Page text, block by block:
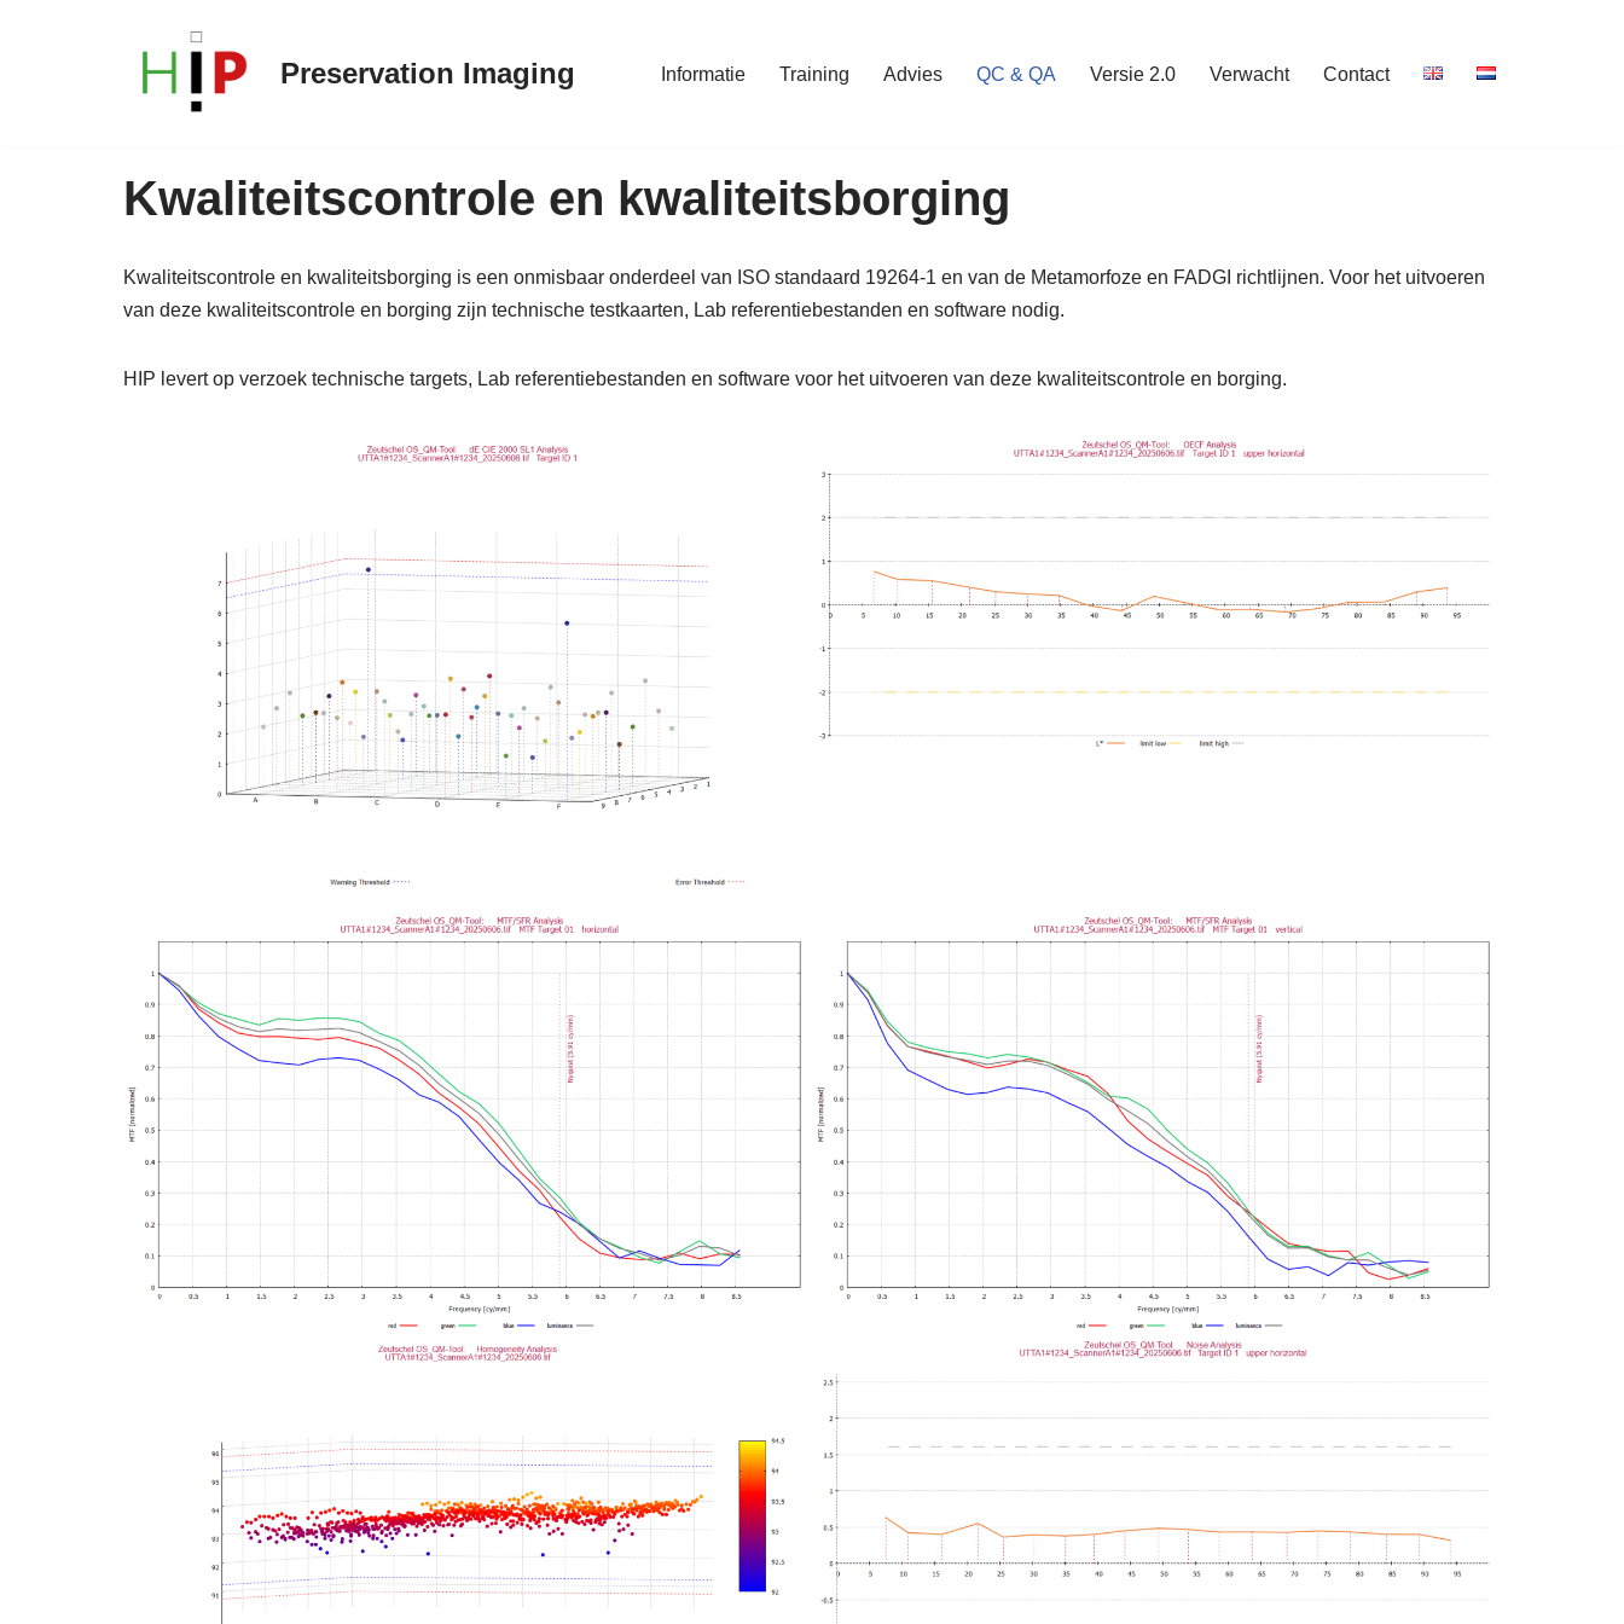
Preservation Imaging Informatie Training Advies QC & QA Versie 2.0 Verwacht Contact
Kwaliteitscontrole en kwaliteitsborging
Kwaliteitscontrole en kwaliteitsborging is een onmisbaar onderdeel van ISO standaard 19264-1 en van de Metamorfoze en FADGI richtlijnen. Voor het uitvoeren
van deze kwaliteitscontrole en borging zijn technische testkaarten, Lab referentiebestanden en software nodig.
HIP levert op verzoek technische targets, Lab referentiebestanden en software voor het uitvoeren van deze kwaliteitscontrole en borging.